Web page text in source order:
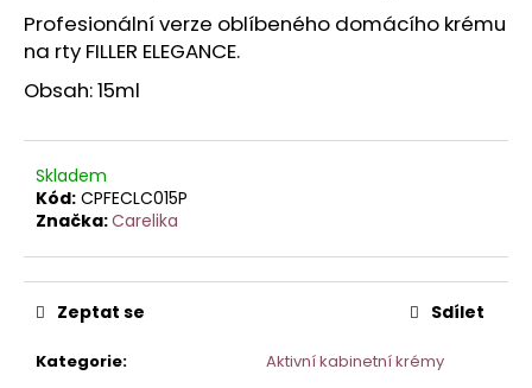
Profesionální verze oblíbeného domácího krému
na rty FILLER ELEGANCE.
Obsah: 15ml
Skladem
Kód: CPFECLC015P
Značka:Carelika
Kategorie: Aktivní kabinetní krémy
Zeptat se Sdílet
HLEDAT
D
p
o
u
č
u
e